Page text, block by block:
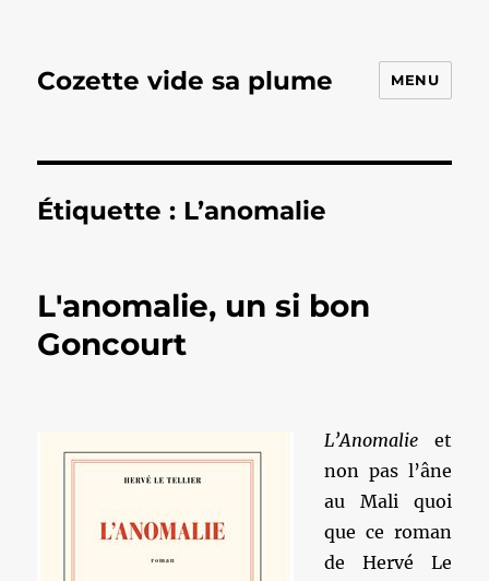
Cozette vide sa plume MENU
Étiquette : L’anomalie
L'anomalie, un si bon
Goncourt
L’Anomalie et
non pas l’âne
au Mali quoi
que ce roman
de Hervé Le